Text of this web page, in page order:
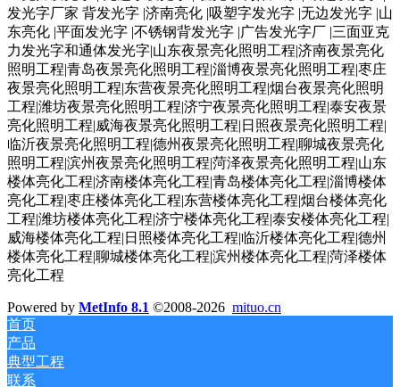
发光字厂家 背发光字 |济南亮化 |吸塑字发光字 |无边发光字 |山
东亮化 |平面发光字 |不锈钢背发光字 |广告发光字厂 |三面亚克
力发光字和通体发光字|山东夜景亮化照明工程|济南夜景亮化
照明工程|青岛夜景亮化照明工程|淄博夜景亮化照明工程|枣庄
夜景亮化照明工程|东营夜景亮化照明工程|烟台夜景亮化照明
工程|潍坊夜景亮化照明工程|济宁夜景亮化照明工程|泰安夜景
亮化照明工程|威海夜景亮化照明工程|日照夜景亮化照明工程|
临沂夜景亮化照明工程|德州夜景亮化照明工程|聊城夜景亮化
照明工程|滨州夜景亮化照明工程|菏泽夜景亮化照明工程|山东
楼体亮化工程|济南楼体亮化工程|青岛楼体亮化工程|淄博楼体
亮化工程|枣庄楼体亮化工程|东营楼体亮化工程|烟台楼体亮化
工程|潍坊楼体亮化工程|济宁楼体亮化工程|泰安楼体亮化工程|
威海楼体亮化工程|日照楼体亮化工程|临沂楼体亮化工程|德州
楼体亮化工程|聊城楼体亮化工程|滨州楼体亮化工程|菏泽楼体
亮化工程
Powered by MetInfo 8.1 ©2008-2026 mituo.cn
首页
产品
典型工程
联系